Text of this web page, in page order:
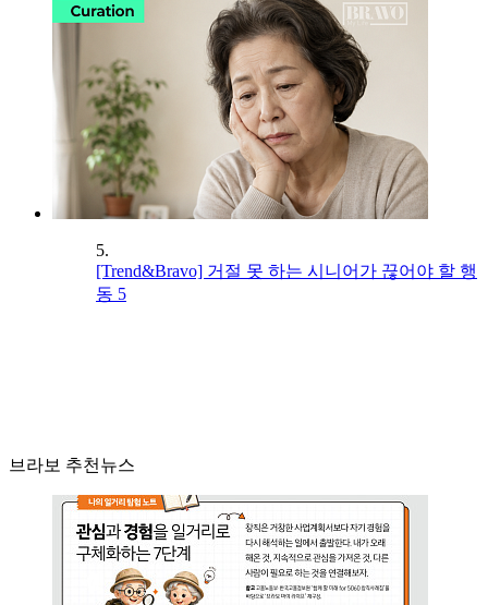
5.
[Trend&Bravo] 거절 못 하는 시니어가 끊어야 할 행
동 5
브라보 추천뉴스